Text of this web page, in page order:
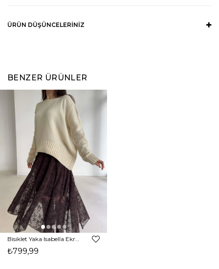
ÜRÜN DÜŞÜNCELERINIZ
BENZER ÜRÜNLER
₺799,99